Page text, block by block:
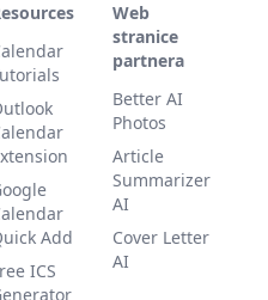
Add
ICS
Web
stranice
partnera
Better AI
Photos
Article
Summarizer
AI
Cover Letter
AI